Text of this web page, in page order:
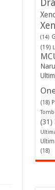
(14)
(19)
(18)
(31)
(18)